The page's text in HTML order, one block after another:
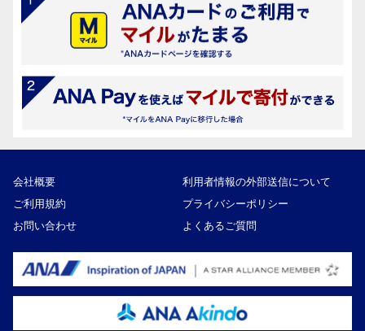
会社概要
利用者情報の外部送信について
ご利用規約
プライバシーポリシー
お問い合わせ
よくあるご質問